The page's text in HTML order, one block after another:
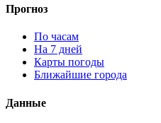
Прогноз
По часам
На 7 дней
Карты погоды
Ближайшие города
Данные